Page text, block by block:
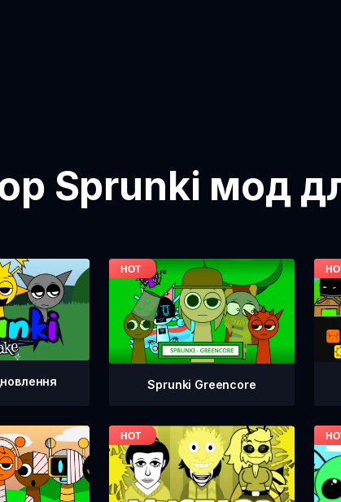
Sprunki мод
Sprunki Greencore